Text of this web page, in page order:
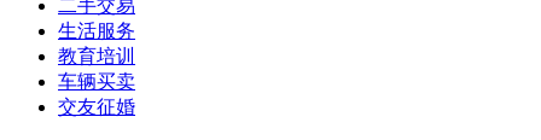
二手交易
生活服务
教育培训
车辆买卖
交友征婚